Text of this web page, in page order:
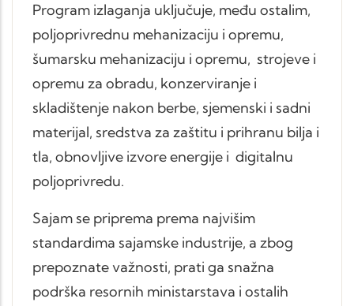
Program izlaganja uključuje, među ostalim,
poljoprivrednu mehanizaciju i opremu,
šumarsku mehanizaciju i opremu, strojeve i
opremu za obradu, konzerviranje i
skladištenje nakon berbe, sjemenski i sadni
materijal, sredstva za zaštitu i prihranu bilja i
tla, obnovljive izvore energije i digitalnu
poljoprivredu.
Sajam se priprema prema najvišim
standardima sajamske industrije, a zbog
prepoznate važnosti, prati ga snažna
podrška resornih ministarstava i ostalih